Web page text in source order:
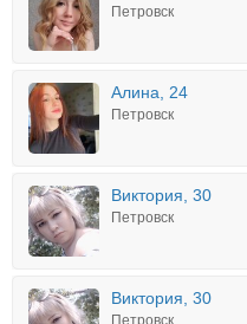
Петровск
Алина, 24
Петровск
Виктория, 30
Петровск
Виктория, 30
Петровск